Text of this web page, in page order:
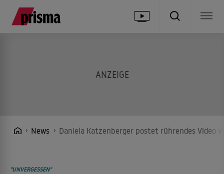
News Daniela Katzenberger postet rührendes Video
"UNVERGESSEN"